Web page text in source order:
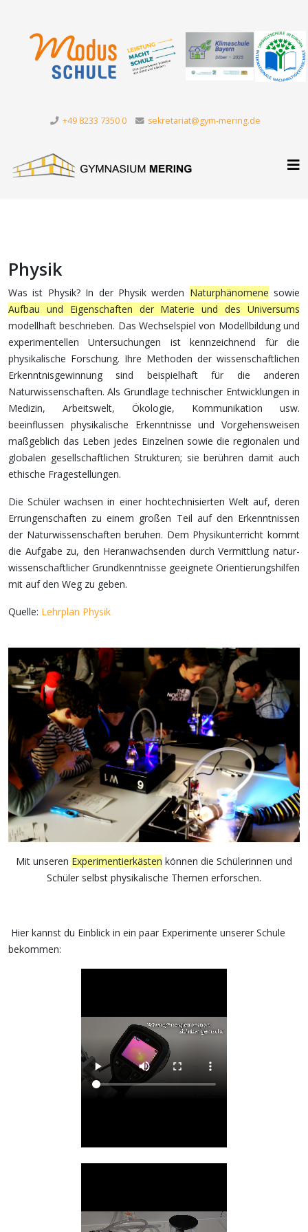
+49 8233 7350 0 sekretariat@gym-mering.de
Physik
Was ist Physik? In der Physik werden Naturphänomene sowie
Aufbau und Eigenschaften der Materie und des Universums
modellhaft beschrieben. Das Wechselspiel von Modellbildung und
experimentellen Untersuchungen ist kennzeichnend für die
physikalische Forschung. Ihre Methoden der wissenschaftlichen
Erkenntnisgewinnung sind beispielhaft für die anderen
Naturwissenschaften. Als Grundlage technischer Entwicklungen in
Medizin, Arbeitswelt, Ökologie, Kommunikation usw.
beeinflussen physikalische Erkenntnisse und Vorgehensweisen
maßgeblich das Leben jedes Einzelnen sowie die regionalen und
globalen gesellschaftlichen Strukturen; sie berühren damit auch
ethische Frage­stellungen.
Die Schüler wachsen in einer hochtechnisierten Welt auf, deren
Errungenschaften zu einem großen Teil auf den Erkenntnissen
der Naturwissenschaften beruhen. Dem Physikunterricht kommt
die Aufgabe zu, den Heranwachsenden durch Vermittlung natur­
wissen­schaftlicher Grundkenntnisse geeignete Orientierungshilfen
mit auf den Weg zu geben.
Quelle: Lehrplan Physik
Mit unseren Experimentierkästen können die Schülerinnen und
Schüler selbst physikalische Themen erforschen.
Hier kannst du Einblick in ein paar Experimente unserer Schule
bekommen: